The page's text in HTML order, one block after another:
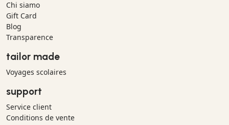
Chi siamo
Gift Card
Blog
Transparence
tailor made
Voyages scolaires
support
Service client
Conditions de vente